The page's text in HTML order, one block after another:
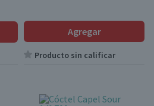
Agregar
Producto sin calificar